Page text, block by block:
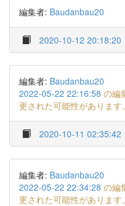
編集者: Baudanbau20
2020-10-12 20:18:20
編集者: Baudanbau20
2022-05-22 22:16:58 の編
更された可能性があります。
2020-10-11 02:35:42
編集者: Baudanbau20
2022-05-22 22:34:28 の編
更された可能性があります。